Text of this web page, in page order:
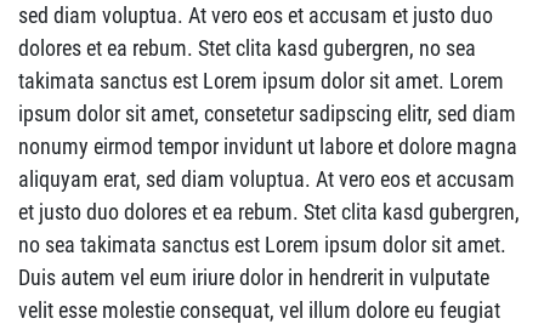
sed diam voluptua. At vero eos et accusam et justo duo
dolores et ea rebum. Stet clita kasd gubergren, no sea
takimata sanctus est Lorem ipsum dolor sit amet. Lorem
ipsum dolor sit amet, consetetur sadipscing elitr, sed diam
nonumy eirmod tempor invidunt ut labore et dolore magna
aliquyam erat, sed diam voluptua. At vero eos et accusam
et justo duo dolores et ea rebum. Stet clita kasd gubergren,
no sea takimata sanctus est Lorem ipsum dolor sit amet.
Duis autem vel eum iriure dolor in hendrerit in vulputate
velit esse molestie consequat, vel illum dolore eu feugiat